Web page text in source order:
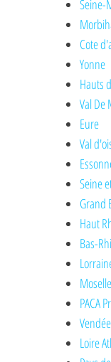
Seine-
Cote
Yonne
Hauts
Val De
Eure
Val
Seine
Grand
Haut
Bas-
Moselle
PACA
Vendée
Loire